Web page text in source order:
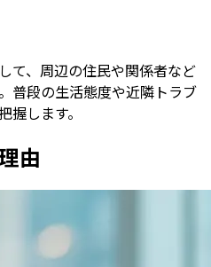
て、周辺の住民や関係者など
普段の生活態度や近隣トラブ
します。
由